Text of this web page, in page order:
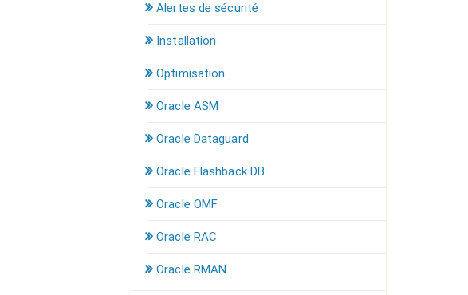
Alertes de sécurité
Installation
Optimisation
Oracle ASM
Oracle Dataguard
Oracle Flashback DB
Oracle OMF
Oracle RAC
Oracle RMAN